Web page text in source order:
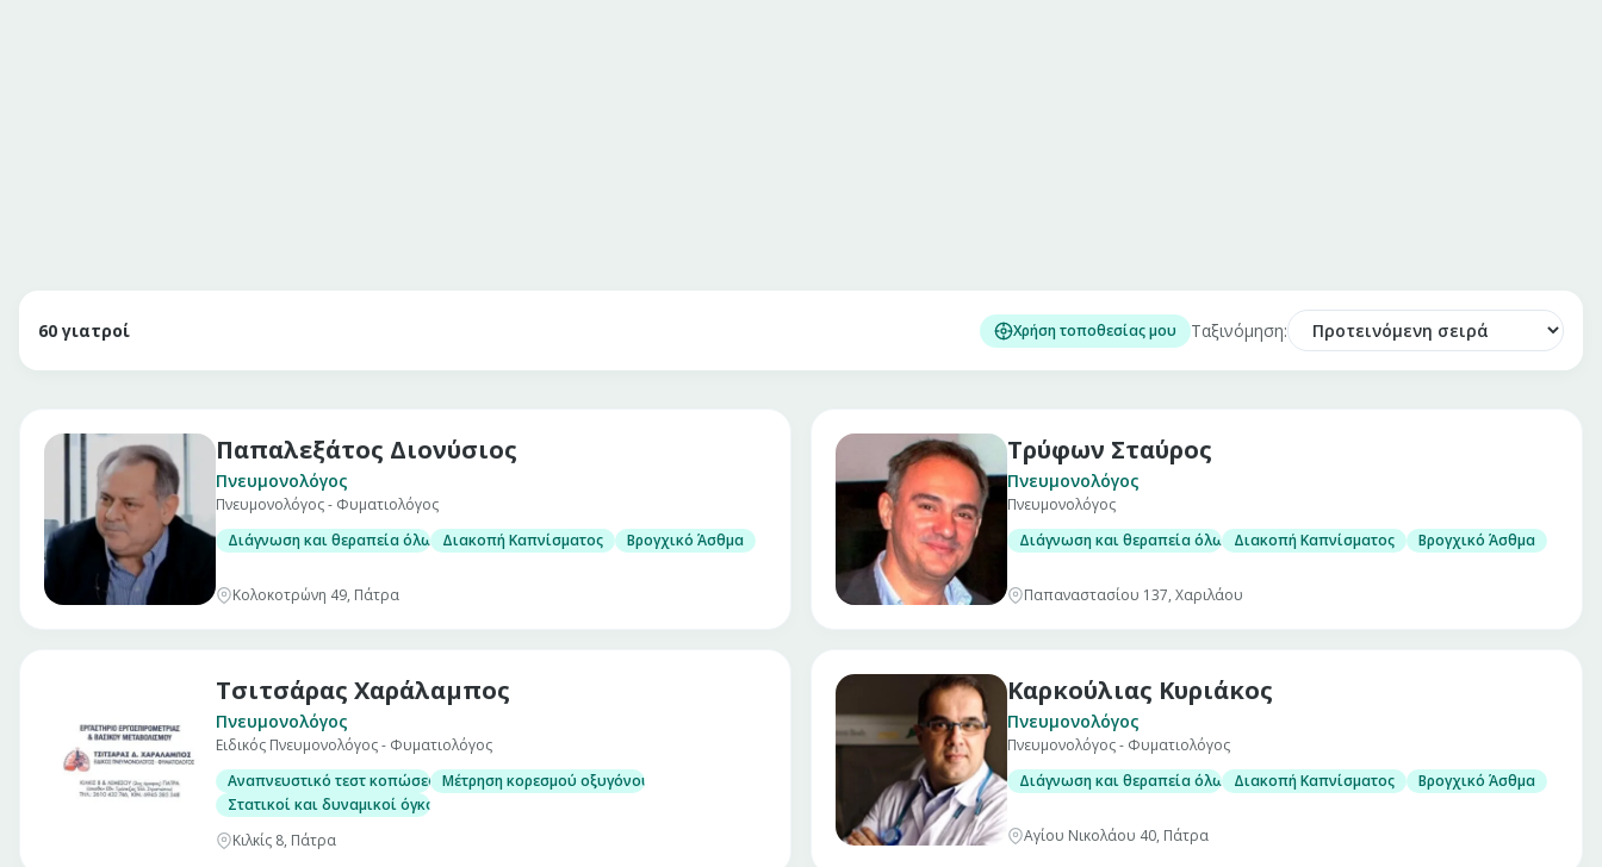
60 γιατροί Χρήση τοποθεσίας μου Ταξινόμηση:
Παπαλεξάτος Διονύσιος
Πνευμονολόγος
Πνευμονολόγος - Φυματιολόγος
Διάγνωση και θεραπεία όλων των πνευμονολογικών παθήσεων
Διακοπή Καπνίσματος Βρογχικό Άσθμα
Κολοκοτρώνη 49, Πάτρα
Τρύφων Σταύρος
Πνευμονολόγος
Πνευμονολόγος
Διάγνωση και θεραπεία όλων των πνευμονολογικών παθήσεων
Διακοπή Καπνίσματος Βρογχικό Άσθμα
Παπαναστασίου 137, Χαριλάου
Τσιτσάρας Χαράλαμπος
Πνευμονολόγος
Ειδικός Πνευμονολόγος - Φυματιολόγος
Αναπνευστικό τεστ κοπώσεωςΜέτρηση κορεσμού οξυγόνου του αίματος
Στατικοί και δυναμικοί όγκοι
Κιλκίς 8, Πάτρα
Καρκούλιας Κυριάκος
Πνευμονολόγος
Πνευμονολόγος - Φυματιολόγος
Διάγνωση και θεραπεία όλων των πνευμονολογικών παθήσεων
Διακοπή Καπνίσματος Βρογχικό Άσθμα
Αγίου Νικολάου 40, Πάτρα